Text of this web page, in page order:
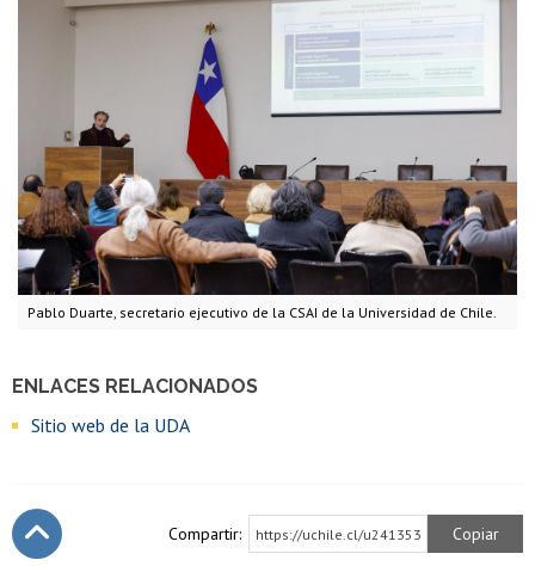
Pablo Duarte, secretario ejecutivo de la CSAI de la Universidad de Chile.
ENLACES RELACIONADOS
Sitio web de la UDA
Compartir: https://uchile.cl/u241353 Copiar